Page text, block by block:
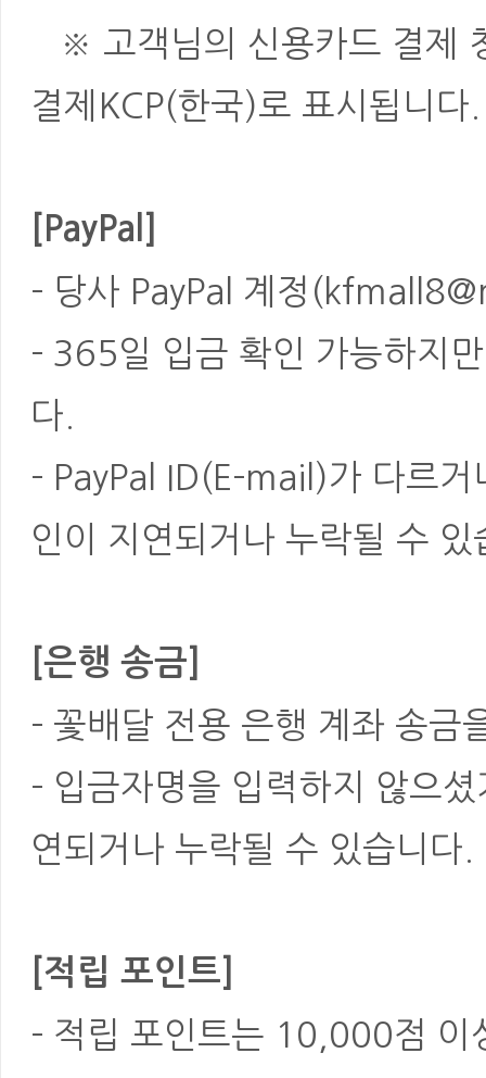
※ 고객님의 신용카드 결제
결제KCP(한국)로 표시됩니다.
[PayPal]
- 당사 PayPal 계정
- 365일 입금 확인 가능하지
다.
- PayPal ID(E-mail)가 다르
인이 지연되거나 누락될 수 있
[은행 송금]
- 꽃배달 전용 은행 계좌 송금
- 입금자명을 입력하지 않으
연되거나 누락될 수 있습니다.
[적립 포인트]
- 적립 포인트는 10,000점 이